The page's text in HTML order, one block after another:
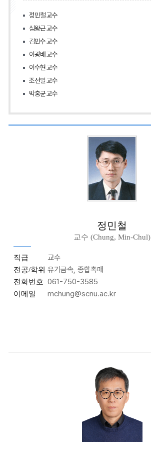
정민철 교수
심왕근 교수
김민수 교수
이광배 교수
이수현 교수
조선일 교수
박홍균 교수
정민철
교수 (Chung, Min-Chul)
직급 교수
전공/학위 유기금속, 종합촉매
전화번호 061-750-3585
이메일 mchung@scnu.ac.kr